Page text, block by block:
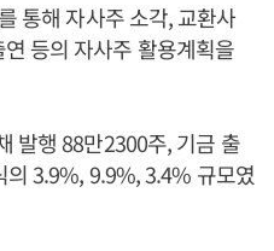
통해 자사주 소각, 교환사
등의 자사주 활용계획을
발행 88만2300주, 기금 출
3.9%, 9.9%, 3.4% 규모였